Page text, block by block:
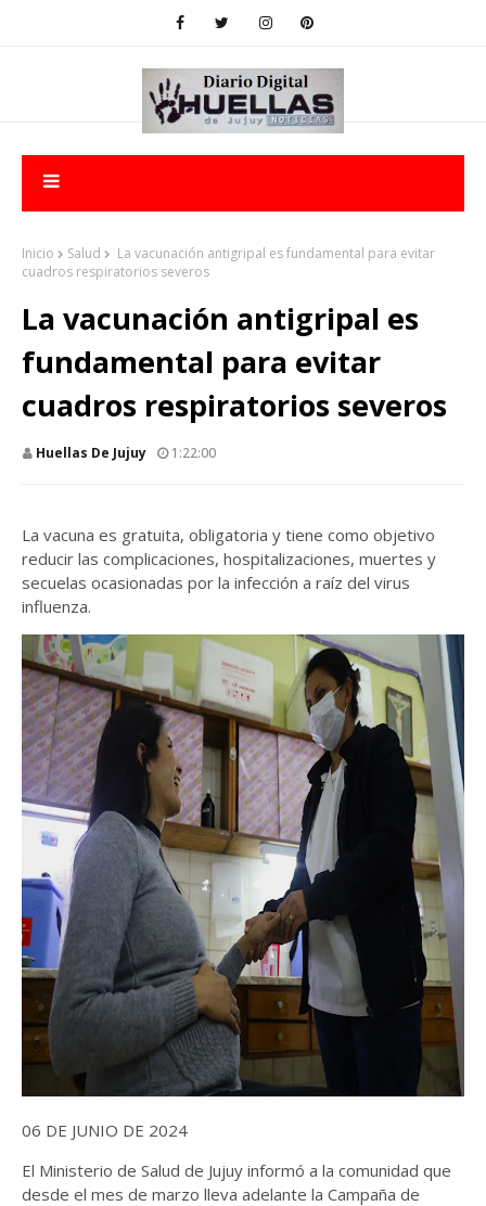
Inicio Salud
La vacunación antigripal es fundamental para evitar
cuadros respiratorios severos
La vacunación antigripal es
fundamental para evitar
cuadros respiratorios severos
Huellas De Jujuy 1:22:00
La vacuna es gratuita, obligatoria y tiene como objetivo
reducir las complicaciones, hospitalizaciones, muertes y
secuelas ocasionadas por la infección a raíz del virus
influenza.
06 DE JUNIO DE 2024
El Ministerio de Salud de Jujuy informó a la comunidad que
desde el mes de marzo lleva adelante la Campaña de